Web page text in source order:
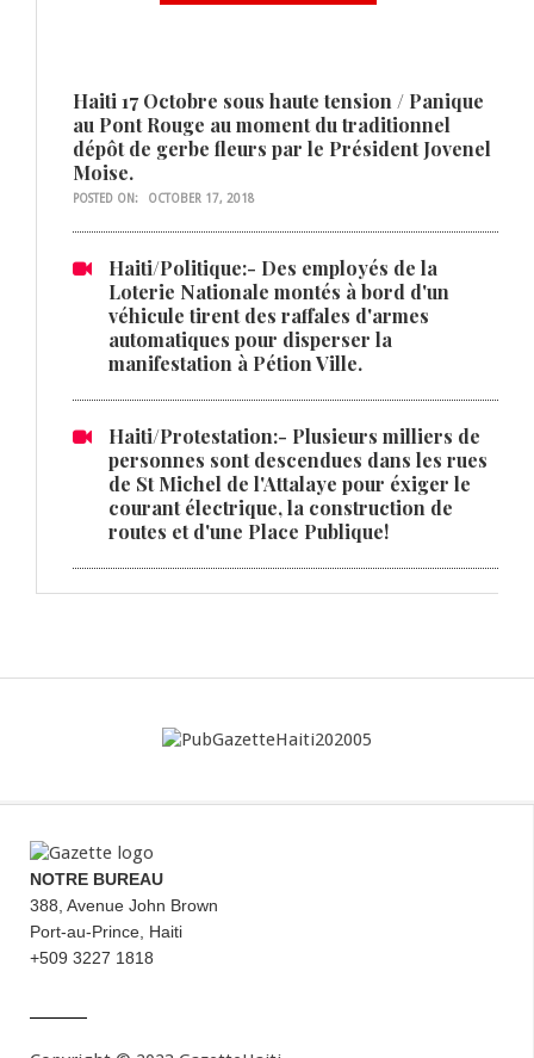
Haiti 17 Octobre sous haute tension / Panique
au Pont Rouge au moment du traditionnel
dépôt de gerbe fleurs par le Président Jovenel
Moise.
POSTED ON: OCTOBER 17, 2018
Haiti/Politique:- Des employés de la
Loterie Nationale montés à bord d'un
véhicule tirent des raffales d'armes
automatiques pour disperser la
manifestation à Pétion Ville.
Haiti/Protestation:- Plusieurs milliers de
personnes sont descendues dans les rues
de St Michel de l'Attalaye pour éxiger le
courant électrique, la construction de
routes et d'une Place Publique!
NOTRE BUREAU
388, Avenue John Brown
Port-au-Prince, Haiti
+509 3227 1818